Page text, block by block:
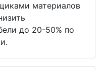
материалов
до 20-50% по